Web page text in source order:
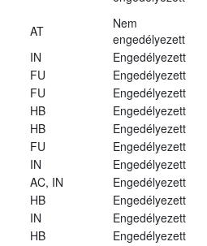
AT
Nem
engedélyezett
IN
Engedélyezett
FU
Engedélyezett
FU
Engedélyezett
HB
Engedélyezett
HB
Engedélyezett
FU
Engedélyezett
IN
Engedélyezett
AC, IN
Engedélyezett
HB
Engedélyezett
IN
Engedélyezett
HB
Engedélyezett